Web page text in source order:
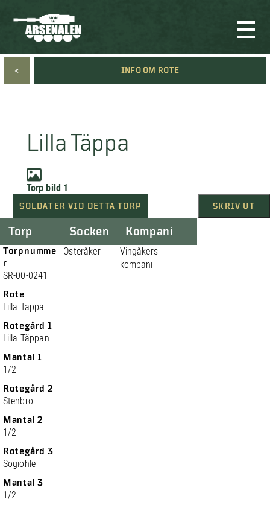
< INFO OM ROTE
Lilla Täppa
Torp bild 1
SOLDATER VID DETTA TORP SKRIV UT
Torp
Torpnumme
r
SR-00-0241
Rote
Lilla Täppa
Rotegård 1
Lilla Täppan
Mantal 1
1/2
Rotegård 2
Stenbro
Mantal 2
1/2
Rotegård 3
Sögiöhle
Mantal 3
1/2
Socken
Österåker
Kompani
Vingåkers
kompani